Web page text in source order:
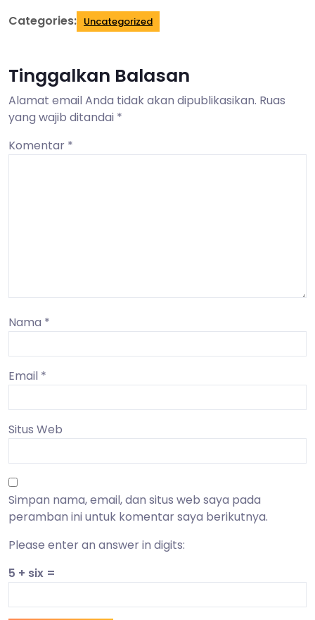
Categories: Uncategorized
Tinggalkan Balasan
Alamat email Anda tidak akan dipublikasikan. Ruas
yang wajib ditandai *
Komentar *
Nama *
Email *
Situs Web
Simpan nama, email, dan situs web saya pada
peramban ini untuk komentar saya berikutnya.
Please enter an answer in digits:
5 + six =